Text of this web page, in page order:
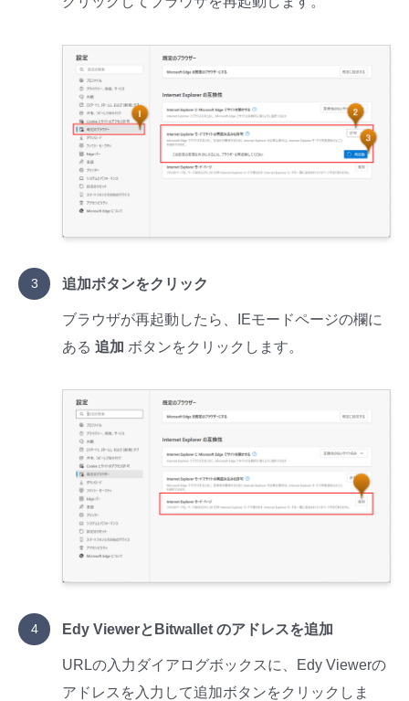
追加ボタンをクリック
ブラウザが再起動したら、IEモードページの欄に
ある 追加 ボタンをクリックします。
Edy ViewerとBitwallet のアドレスを追加
URLの入力ダイアログボックスに、Edy Viewerの
アドレスを入力して追加ボタンをクリックしま